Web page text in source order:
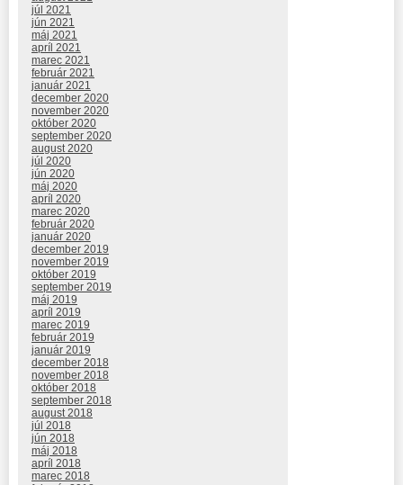
júl 2021
jún 2021
máj 2021
apríl 2021
marec 2021
február 2021
január 2021
december 2020
november 2020
október 2020
september 2020
august 2020
júl 2020
jún 2020
máj 2020
apríl 2020
marec 2020
február 2020
január 2020
december 2019
november 2019
október 2019
september 2019
máj 2019
apríl 2019
marec 2019
február 2019
január 2019
december 2018
november 2018
október 2018
september 2018
august 2018
júl 2018
jún 2018
máj 2018
apríl 2018
marec 2018